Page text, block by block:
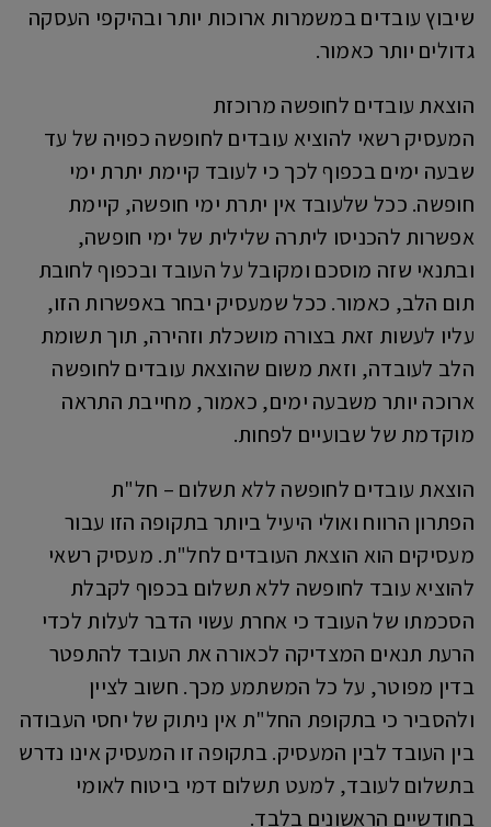
שיבוץ עובדים במשמרות ארוכות יותר ובהיקפי העסקה
גדולים יותר כאמור.
הוצאת עובדים לחופשה מרוכזת
המעסיק רשאי להוציא עובדים לחופשה כפויה של עד
שבעה ימים בכפוף לכך כי לעובד קיימת יתרת ימי
חופשה. ככל שלעובד אין יתרת ימי חופשה, קיימת
אפשרות להכניסו ליתרה שלילית של ימי חופשה,
ובתנאי שזה מוסכם ומקובל על העובד ובכפוף לחובת
תום הלב, כאמור. ככל שמעסיק יבחר באפשרות הזו,
עליו לעשות זאת בצורה מושכלת וזהירה, תוך תשומת
הלב לעובדה, וזאת משום שהוצאת עובדים לחופשה
ארוכה יותר משבעה ימים, כאמור, מחייבת התראה
מוקדמת של שבועיים לפחות.
הוצאת עובדים לחופשה ללא תשלום – חל"ת
הפתרון הרווח ואולי היעיל ביותר בתקופה הזו עבור
מעסיקים הוא הוצאת העובדים לחל"ת. מעסיק רשאי
להוציא עובד לחופשה ללא תשלום בכפוף לקבלת
הסכמתו של העובד כי אחרת עשוי הדבר לעלות לכדי
הרעת תנאים המצדיקה לכאורה את העובד להתפטר
בדין מפוטר, על כל המשתמע מכך. חשוב לציין
ולהסביר כי בתקופת החל"ת אין ניתוק של יחסי העבודה
בין העובד לבין המעסיק. בתקופה זו המעסיק אינו נדרש
בתשלום לעובד, למעט תשלום דמי ביטוח לאומי
בחודשיים הראשונים בלבד.